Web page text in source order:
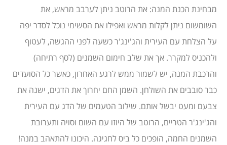
מבחינת הכנת המנה: את הרוטב ניתן לערבב מראש, את
השומשום ניתן לקלות מראש ואפילו את הסשימי נוכל לסדר יפה
על הצלחת עם העירית והג'ינג'ר כשעה לפני ההגשה, לעטוף
ולהכניס למקרר. אך את שלב חימום השמנים (לסף רתיחה)
והרכבת המנה, יש לשמור ממש לרגע האחרון, כאשר כל הסועדים
כבר סובבים את השולחן. השמן החם יחרוך את הדגים, ישנה את
צבעם ומעט יבשל אותם. שילוב הטעמים של הדג עם העירית
והג'ינג'ר הטריים, הרוטב של היוזו עם השום וסויה ותערובת
השמנים החמה, הופכים כל ביס לחגיגה. היכונו להתאהב במנה!